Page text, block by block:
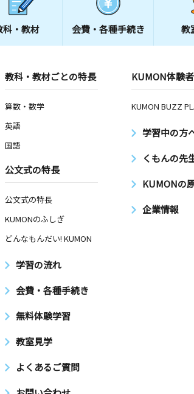
科・教材 会費・ 各種手続き 教
教科・教材ごとの特長
算数・数学
英語
国語
公文式の特長
公文式の特長
KUMONのふしぎ
どんなもんだい! KUMON
学習の流れ
会費・各種手続き
無料体験学習
教室見学
よくあるご質問
KUMON体験
KUMON BUZZ
学習中の方
くもんの先
KUMONの
企業情報